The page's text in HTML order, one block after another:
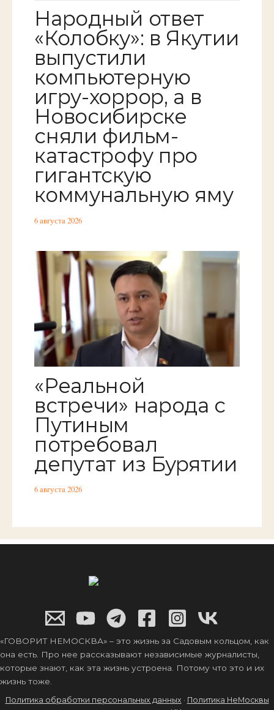
Народный ответ
«Колобку»: в Якутии
выпустили
компьютерную
игру-хоррор, а в
Новосибирске
сняли фильм-
катастрофу про
гигантскую
коммунальную яму
6 августа 2026
«Реальной
встречи» народа с
Путиным
потребовал
депутат из Бурятии
6 августа 2026
«ГОВОРИТ НЕМОСКВА» – это жизнь за Садовым кольцом, как
она есть. Про нее рассказывают независимые журналисты,
которые знают, как эта жизнь устроена. Потому что это и их
жизнь тоже.
Политика обработки персональных данных · Политика НеМосквы